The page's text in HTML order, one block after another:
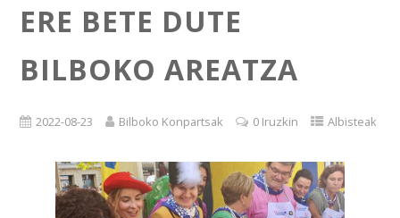
ERE BETE DUTE
BILBOKO AREATZA
2022-08-23 Bilboko Konpartsak 0 Iruzkin Albisteak